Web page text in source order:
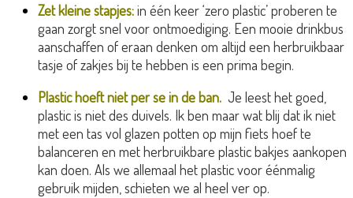
Zet kleine stapjes:in één keer ‘zero plastic’ proberen te
gaan zorgt snel voor ontmoediging. Een mooie drinkbus
aanschaffen of eraan denken om altijd een herbruikbaar
tasje of zakjes bij te hebben is een prima begin.
Plastic hoeft niet per se in de ban. Je leest het goed,
plastic is niet des duivels. Ik ben maar wat blij dat ik niet
met een tas vol glazen potten op mijn fiets hoef te
balanceren en met herbruikbare plastic bakjes aankopen
kan doen. Als we allemaal het plastic voor éénmalig
gebruik mijden, schieten we al heel ver op.